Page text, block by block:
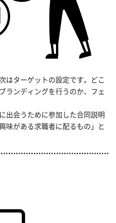
はターゲットの設定です。どこ
ランディングを行うのか、フェ
出会うために参加した合同説明
味がある求職者に配るもの」と